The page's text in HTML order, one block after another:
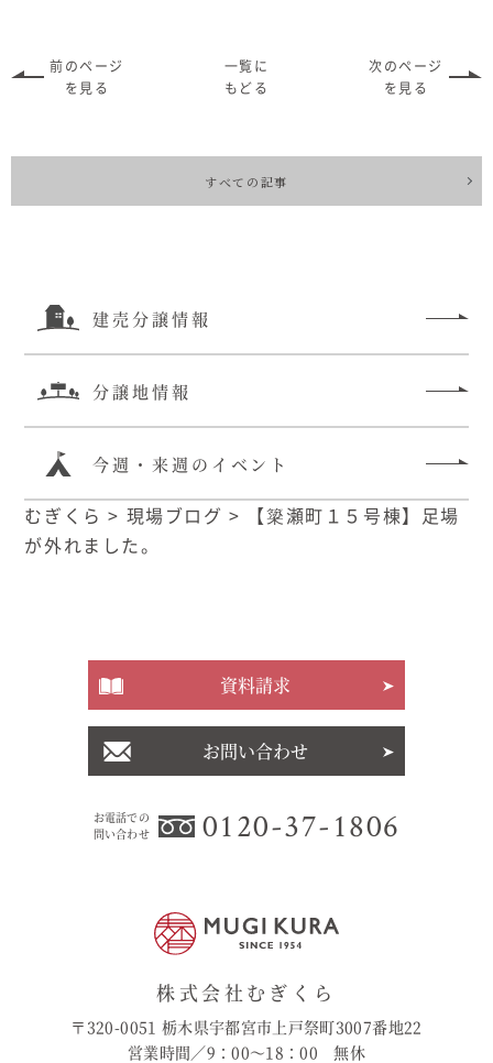
前のページ
を見る
一覧に
もどる
次のページ
を見る
すべての記事
建売分譲情報
分譲地情報
今週・来週のイベント
むぎくら > 現場ブログ >
【簗瀬町１５号棟】足場
が外れました。
お電話での
問い合わせ
0120-37-1806
資料請求
お問い合わせ
株式会社むぎくら
〒320-0051 栃木県宇都宮市上戸祭町3007番地22
営業時間／9：00〜18：00 無休